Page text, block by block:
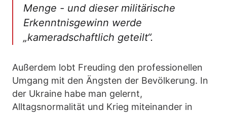
Menge - und dieser militärische
Erkenntnisgewinn werde
„kameradschaftlich geteilt“.
Außerdem lobt Freuding den professionellen
Umgang mit den Ängsten der Bevölkerung. In
der Ukraine habe man gelernt,
Alltagsnormalität und Krieg miteinander in